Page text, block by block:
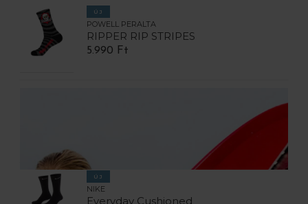
ÚJ
POWELL PERALTA
RIPPER RIP STRIPES
5.990 Ft
ÚJ
NIKE
Everyday Cushioned